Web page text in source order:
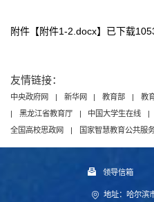
附件【附件1-2.docx】已下载
友情链接：
中央政府网 新华网 教育部 教
黑龙江省教育厅 中国大学生在线
全国高校思政网
国家智慧教育公共服
领导信箱
地址：哈尔滨